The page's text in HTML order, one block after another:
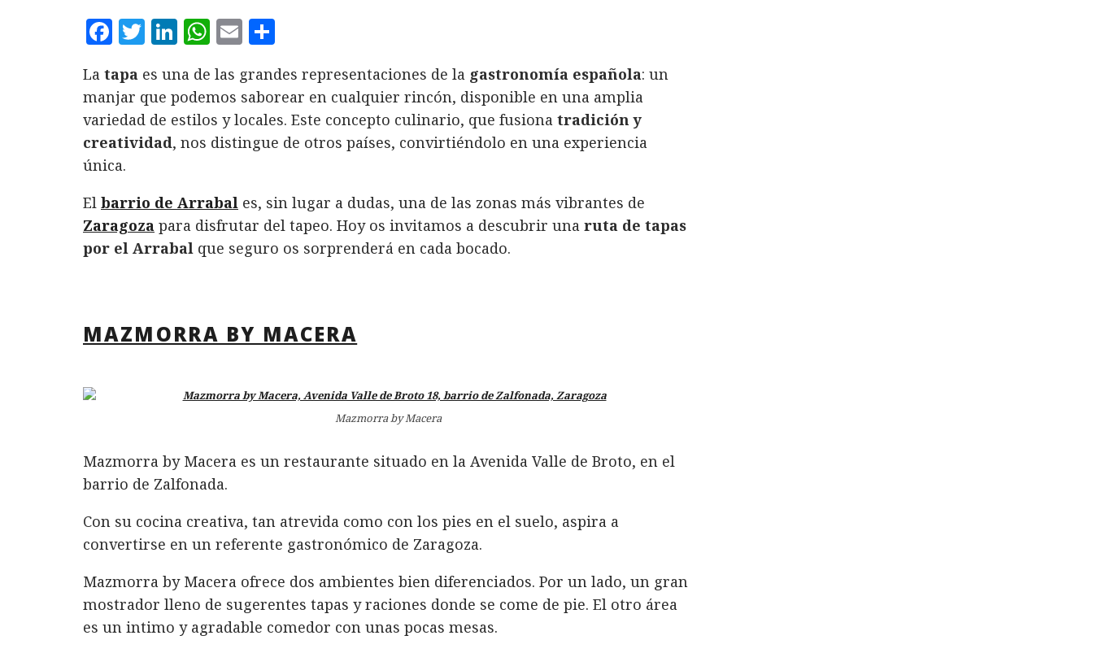
F
c
e
b
o
k
T
it
te
r
L
n
k
e
n
W
at
s
A
p
E
ai
l
m
p
a
ir
La tapa es una de las grandes representaciones de la gastronomía española: un
manjar que podemos saborear en cualquier rincón, disponible en una amplia
variedad de estilos y locales. Este concepto culinario, que fusiona tradición y
creatividad, nos distingue de otros países, convirtiéndolo en una experiencia
única.
El barrio de Arrabal es, sin lugar a dudas, una de las zonas más vibrantes de
Zaragoza para disfrutar del tapeo. Hoy os invitamos a descubrir una ruta de tapas
por el Arrabal que seguro os sorprenderá en cada bocado.
MAZMORRA BY MACERA
Mazmorra by Macera
Mazmorra by Macera es un restaurante situado en la Avenida Valle de Broto, en el
barrio de Zalfonada.
Con su cocina creativa, tan atrevida como con los pies en el suelo, aspira a
convertirse en un referente gastronómico de Zaragoza.
Mazmorra by Macera ofrece dos ambientes bien diferenciados. Por un lado, un gran
mostrador lleno de sugerentes tapas y raciones donde se come de pie. El otro área
es un intimo y agradable comedor con unas pocas mesas.